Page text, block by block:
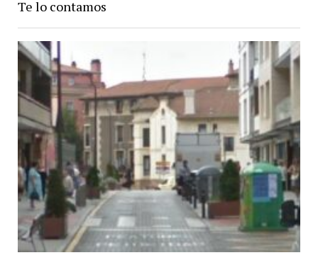
Te lo contamos